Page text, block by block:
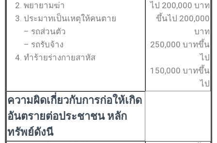
พยายามฆ่า
ประมาทเป็นเหตุให้คนตาย
– รถส่วนตัว
– รถรับจ้าง
ทำร้ายร่างกายสาหัส
ไป 200,000 บาท
ขึ้นไป 200,000
บาท
250,000 บาทขึ้น
ไป
150,000 บาทขึ้น
ไป
ความผิดเกี่ยวกับการก่อให้เกิด
อันตรายต่อประชาชน หลัก
ทรัพย์ดังนี